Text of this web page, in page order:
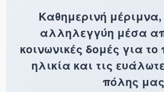
Καθημερινή μέριμνα,
αλληλεγγύη μέσα
κοινωνικές δομές για το
ηλικία και τις
πόλης